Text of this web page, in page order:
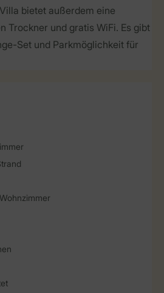
bietet außerdem eine
Trockner und gratis WiFi. Es gibt
Set und Parkmöglichkeit für